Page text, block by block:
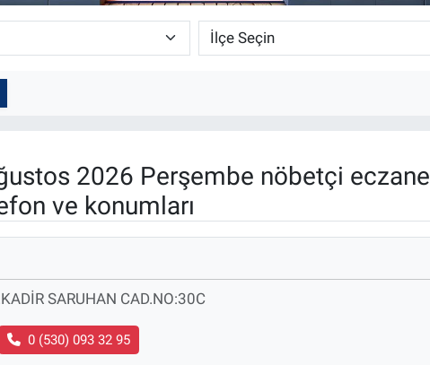
2026 Perşembe nöbetçi eczane
ve konumları
SARUHAN CAD.NO:30C
0 (530) 093 32 95